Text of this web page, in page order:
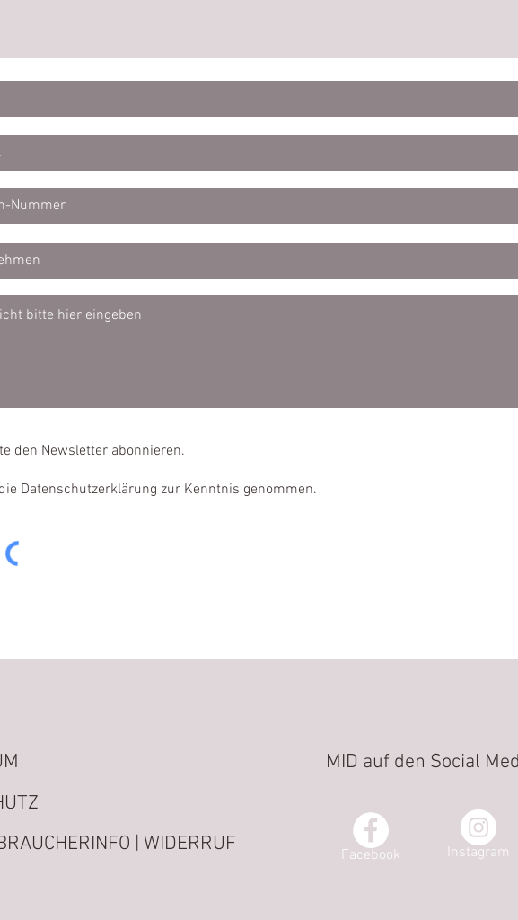
den Newsletter abonnieren.
Datenschutzerklärung zur Kenntnis genommen.
| WIDERRUF
MID auf den Social
Facebook Instagram